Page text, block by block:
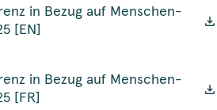
in Bezug auf Menschen-
[EN]
in Bezug auf Menschen-
[FR]